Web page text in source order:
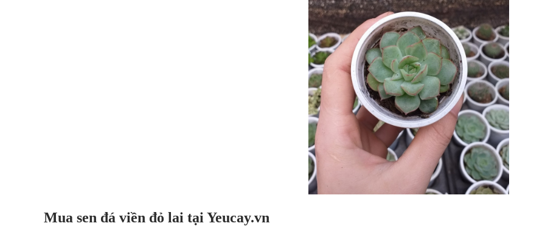
Mua sen đá viền đỏ lai tại Yeucay.vn